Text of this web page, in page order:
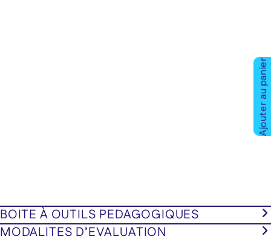
Ajouter au panier
BOITE À OUTILS PEDAGOGIQUES
MODALITES D’EVALUATION